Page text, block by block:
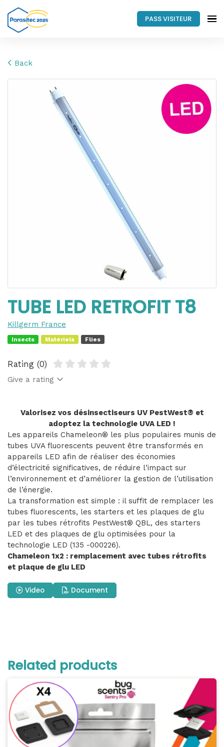
PASS VISITEUR
Back
TUBE LED RETROFIT T8
Killgerm France
Insects Matériels Flies
Rating (0)
Give a rating
Valorisez vos désinsectiseurs UV PestWest® et
adoptez la technologie UVA LED !
Les appareils Chameleon® les plus populaires munis de
tubes UVA fluorescents peuvent être transformés en
appareils LED afin de réaliser des économies
d’électricité significatives, de réduire l’impact sur
l’environnement et d’améliorer la gestion de l’utilisation
de l’énergie.
La transformation est simple : il suffit de remplacer les
tubes fluorescents, les starters et les plaques de glu
par les tubes rétrofits PestWest® QBL, des starters
LED et des plaques de glu optimisées pour la
technologie LED (135 -000226).
Chameleon 1x2 : remplacement avec tubes rétrofits
et plaque de glu LED
Video Document
Related products